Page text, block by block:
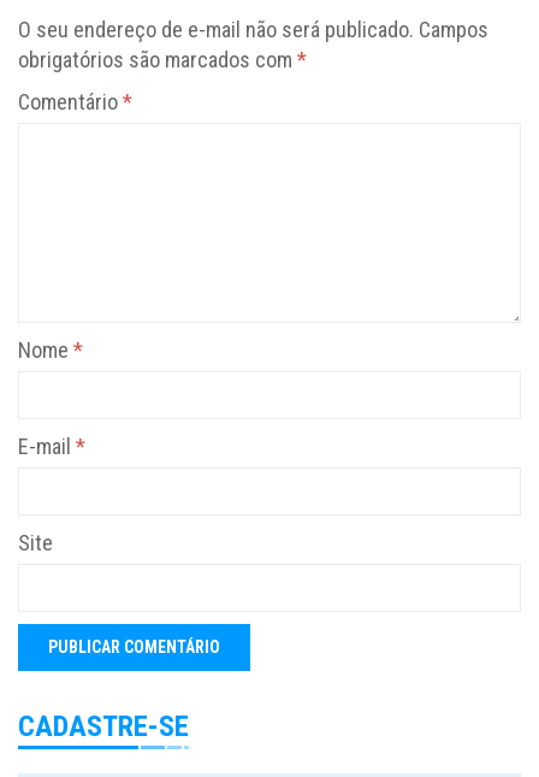
O seu endereço de e-mail não será publicado. Campos
obrigatórios são marcados com *
Comentário*
Nome *
E-mail *
Site
CADASTRE-SE